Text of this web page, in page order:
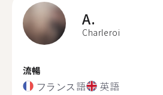
A.
Charleroi
流暢
フランス語 英語